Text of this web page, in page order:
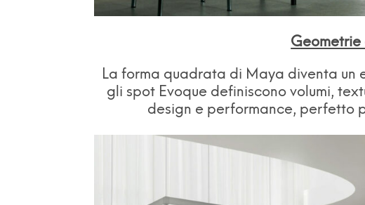
La forma quadrata di Maya diventa un
gli spot Evoque definiscono volumi,
design e performance, perfetto